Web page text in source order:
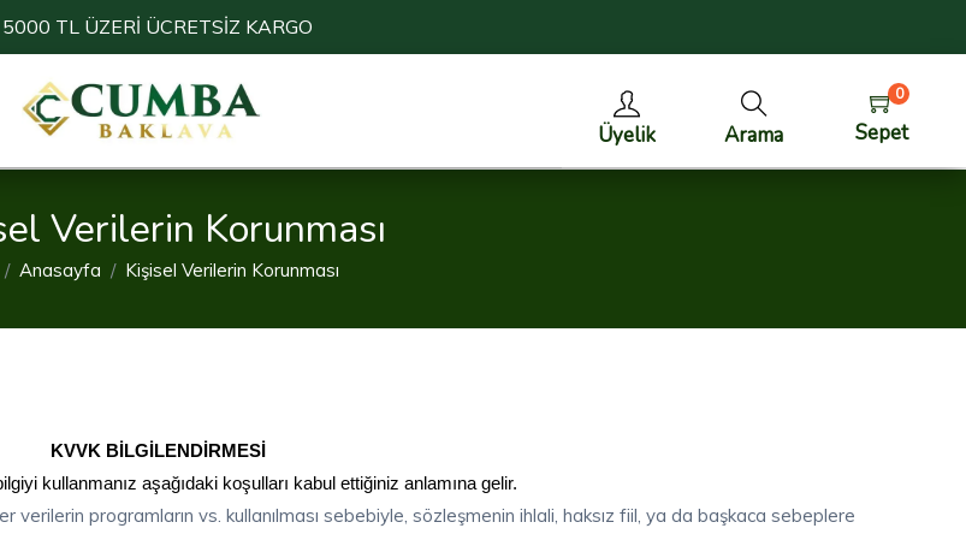
5000 TL ÜZERİ ÜCRETSİZ KARGO
Üyelik Arama
0
Sepet
Verilerin Korunması
Anasayfa Kişisel Verilerin Korunması
KVVK BİLGİLENDİRMESİ
kullanmanız aşağıdaki koşulları kabul ettiğiniz anlamına gelir.
programların vs. kullanılması sebebiyle, sözleşmenin ihlali, haksız fiil, ya da başkaca sebeplere